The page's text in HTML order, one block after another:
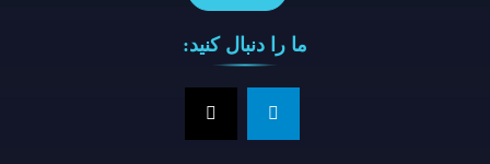
ما را دنبال کنید: